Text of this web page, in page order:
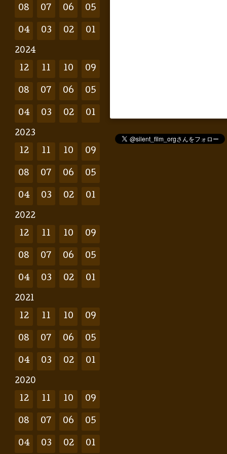
08 07 06 05
04 03 02 01
2024
12 11 10 09
08 07 06 05
04 03 02 01
2023
12 11 10 09
08 07 06 05
04 03 02 01
2022
12 11 10 09
08 07 06 05
04 03 02 01
2021
12 11 10 09
08 07 06 05
04 03 02 01
2020
12 11 10 09
08 07 06 05
04 03 02 01